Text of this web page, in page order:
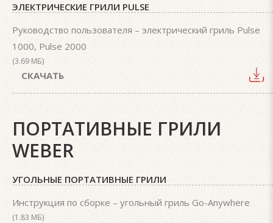
ЭЛЕКТРИЧЕСКИЕ ГРИЛИ PULSE
Руководство пользователя – электрический гриль Pulse
1000, Pulse 2000
(3.69 МБ)
СКАЧАТЬ
ПОРТАТИВНЫЕ ГРИЛИ
WEBER
УГОЛЬНЫЕ ПОРТАТИВНЫЕ ГРИЛИ
Инструкция по сборке – угольный гриль Go-Anywhere
(1.83 МБ)